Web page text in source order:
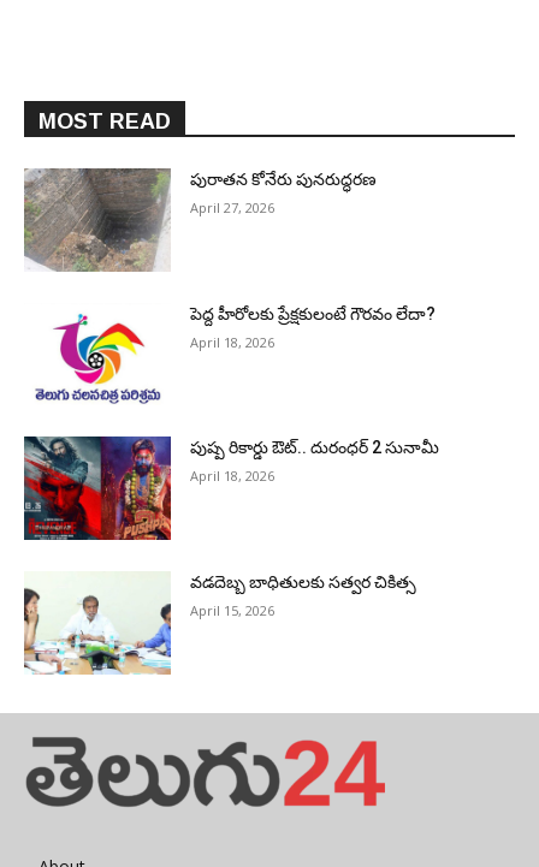
MOST READ
పురాత‌న కోనేరు పున‌రుద్ధ‌ర‌ణ
April 27, 2026
పెద్ద హీరోల‌కు ప్రేక్ష‌కులంటే గౌర‌వం లేదా?
April 18, 2026
పుష్ప రికార్డు ఔట్‌.. దురంధ‌ర్ 2 సునామీ
April 18, 2026
వడదెబ్బ బాధితులకు సత్వర చికిత్స
April 15, 2026